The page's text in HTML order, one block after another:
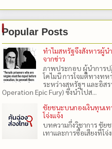
Popular Posts
ทำไมสหรัฐจึงสังหารผู้น
จากข่าว
ภาพประกอบ ผู้นำการ
โคไมนี การโจมตีทางทห
ระหว่างสหรัฐฯ และอิสร
Operation Epic Fury) ซึ่งนำไปส...
ชัยชนะบนกองเงินทุนเท
โจ่งแจ้ง
บทความกึ่งวิชาการ ชัย
เทาและการซื้อเสียงที่โจ่ง